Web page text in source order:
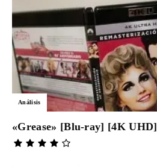
Análisis
«Grease» [Blu-ray] [4K UHD]